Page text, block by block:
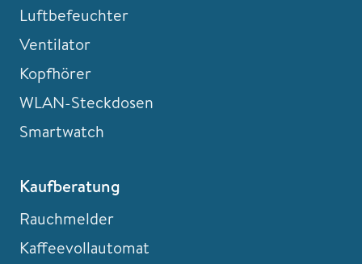
Luftbefeuchter
Ventilator
Kopfhörer
WLAN-Steckdosen
Smartwatch
Kaufberatung
Rauchmelder
Kaffeevollautomat